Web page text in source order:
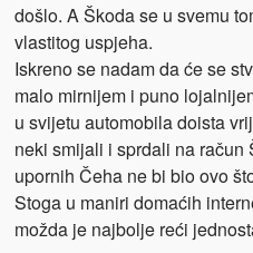
došlo. A Škoda se u svemu
vlastitog uspjeha.
Iskreno se nadam da će se
malo mirnijem i puno
u svijetu automobila doista
neki smijali i sprdali na račun
upornih Čeha ne bi bio ovo
Stoga u maniri domaćih
možda je najbolje reći